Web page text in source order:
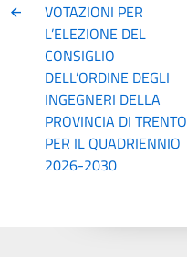
VOTAZIONI PER
L’ELEZIONE DEL
CONSIGLIO
DELL’ORDINE DEGLI
INGEGNERI DELLA
PROVINCIA DI TRENTO
PER IL QUADRIENNIO
2026-2030